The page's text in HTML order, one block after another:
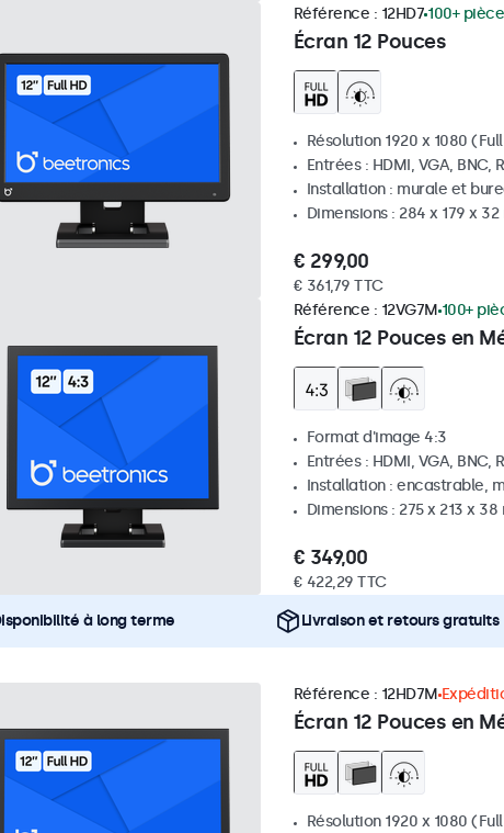
Écran 12 Pouces
Référence : 12HD7 100+
Résolution 1920 x 1080
Entrées : HDMI, VGA, BNC,
Installation : murale et
Dimensions : 284 x 179 x 32
€ 299,00
€ 361,79 TTC
Écran 12 Pouces en
Référence : 12VG7M 100+
Format d'image 4:3
Entrées : HDMI, VGA, BNC,
Installation : encastrable,
Dimensions : 275 x 213 x 38
€ 349,00
€ 422,29 TTC
à long terme Livraison et retours gratuits
Écran 12 Pouces en
Référence : 12HD7M
Résolution 1920 x 1080